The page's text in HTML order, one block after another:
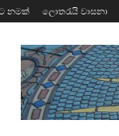
නමක් ලොතරැයි වාසනා